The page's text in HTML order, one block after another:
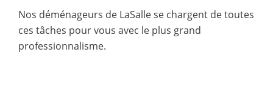
Nos déménageurs de LaSalle se chargent de toutes
ces tâches pour vous avec le plus grand
professionnalisme.